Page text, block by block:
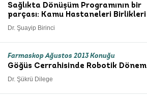
Sağlıkta Dönüşüm Programının bir
parçası: Kamu Hastaneleri Birlikleri
Dr. Şuayip Birinci
Farmaskop Ağustos 2013 Konuğu
Göğüs Cerrahisinde Robotik Dönem
Dr. Şükrü Dilege